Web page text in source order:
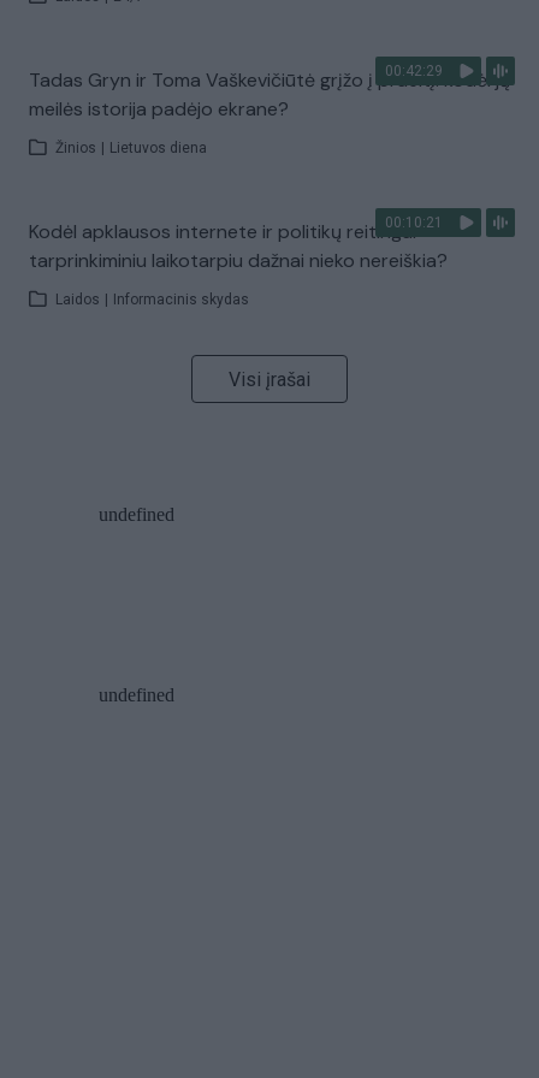
00:42:29
Tadas Gryn ir Toma Vaškevičiūtė grįžo į praeitį: kodėl jų
meilės istorija padėjo ekrane?
Žinios Lietuvos diena
00:10:21
Kodėl apklausos internete ir politikų reitingai
tarprinkiminiu laikotarpiu dažnai nieko nereiškia?
Laidos Informacinis skydas
Visi įrašai